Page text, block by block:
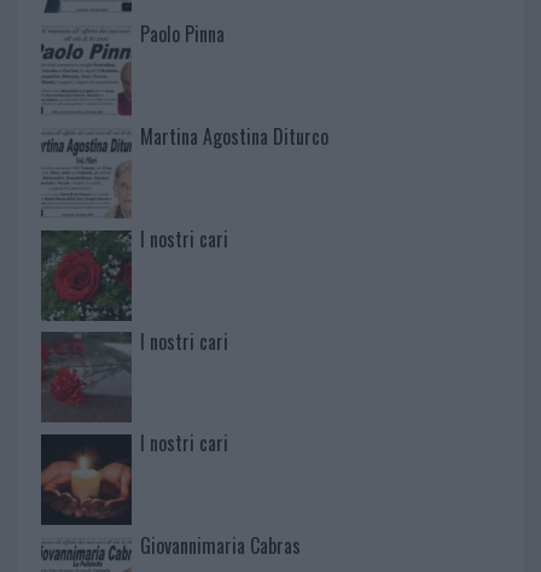
Paolo Pinna
Martina Agostina Diturco
I nostri cari
I nostri cari
I nostri cari
Giovannimaria Cabras